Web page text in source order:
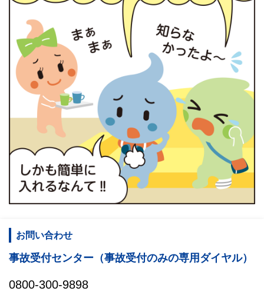
お問い合わせ
事故受付センター（事故受付のみの専用ダイヤル）
0800-300-9898